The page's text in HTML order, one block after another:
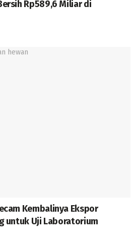
Rp589,6 Miliar di
Kembalinya Ekspor
untuk Uji Laboratorium